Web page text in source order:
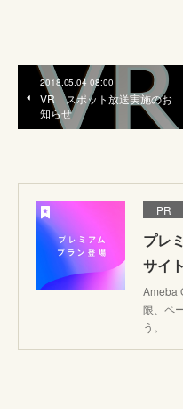
2018.05.04 08:00
VR スポット放送実施のお
知らせ
PR
プレ
サイ
Ameba
限、ペ
う。